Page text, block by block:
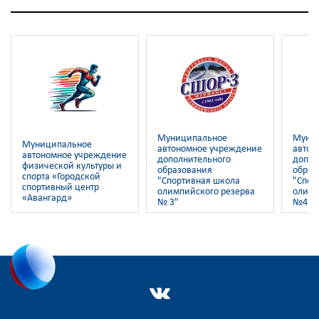
Муниципальное
автономное учреждение
физической культуры и
спорта «Городской
спортивный центр
«Авангард»
Муниципальное
автономное учреждение
дополнительного
образования
"Спортивная школа
олимпийского резерва
№ 3"
№4"